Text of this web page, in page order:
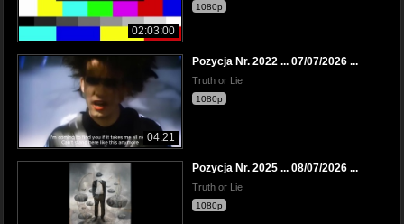
02:03:00
1080p
04:21
Pozycja Nr. 2022 ... 07/07/2026 ...
Truth or Lie
1080p
Pozycja Nr. 2025 ... 08/07/2026 ...
Truth or Lie
1080p